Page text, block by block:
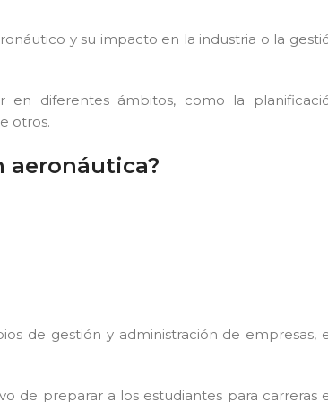
y su impacto en la industria o la
en diferentes ámbitos, como la
otros.
aeronáutica?
de gestión y administración de empresas,
de preparar a los estudiantes para carreras